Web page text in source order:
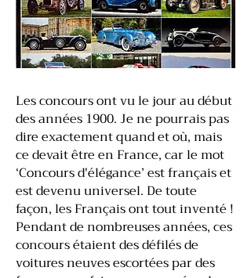
Les concours ont vu le jour au début
des années 1900. Je ne pourrais pas
dire exactement quand et où, mais
ce devait être en France, car le mot
‘Concours d'élégance’ est français et
est devenu universel. De toute
façon, les Français ont tout inventé !
Pendant de nombreuses années, ces
concours étaient des défilés de
voitures neuves escortées par des